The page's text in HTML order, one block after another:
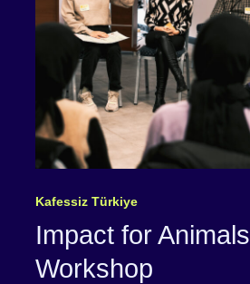
Kafessiz Türkiye
Impact for Animals
Workshop